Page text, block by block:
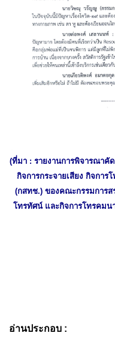
(ที่มา : รายงานการพิจารณาคั
กิจการกระจายเสียง กิจกา
(กสทช.) ของคณะกรรมการส
โทรทัศน์ และกิจการโทรคม
อ่านประกอบ :